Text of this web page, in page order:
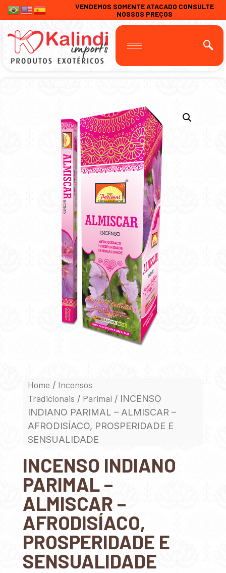
VENDEMOS SOMENTE ATACADO CONSULTE
NOSSOS PREÇOS
Home / Incensos
Tradicionais / Parimal / INCENSO
INDIANO PARIMAL – ALMISCAR –
AFRODISÍACO, PROSPERIDADE E
SENSUALIDADE
INCENSO INDIANO
PARIMAL –
ALMISCAR –
AFRODISÍACO,
PROSPERIDADE E
SENSUALIDADE